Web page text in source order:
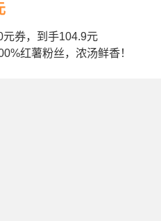
券，到手104.9元
红薯粉丝，浓汤鲜香！